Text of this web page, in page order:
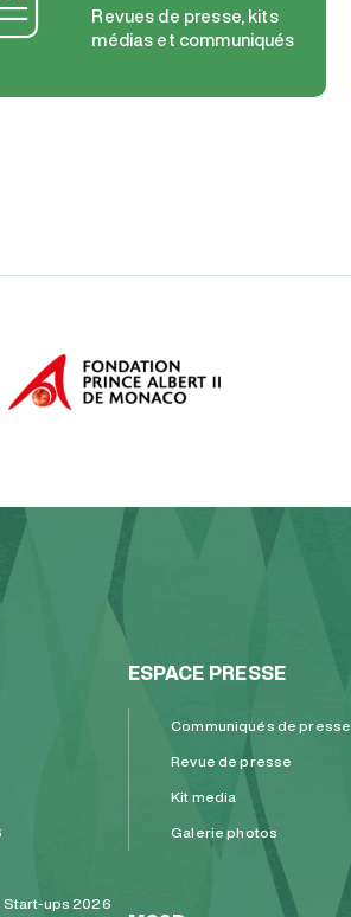
Revues de presse, kits
médias et communiqués
ups 2026
ESPACE PRESSE
Communiqués de presse
Revue de presse
Kit media
Galerie photos